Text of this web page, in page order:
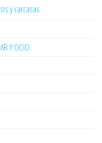
y carcasas
Y OCIO